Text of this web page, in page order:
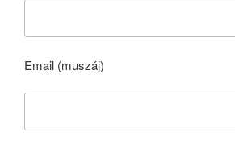
Email (muszáj)